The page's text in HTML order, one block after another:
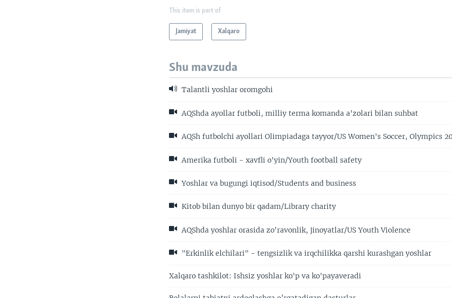
This item is part of
Jamiyat Xalqaro
Shu mavzuda
Talantli yoshlar oromgohi
AQShda ayollar futboli, milliy terma komanda a'zolari bilan suhbat
AQSh futbolchi ayollari Olimpiadaga tayyor/US Women's Soccer, Olympics
Amerika futboli - xavfli o'yin/Youth football safety
Yoshlar va bugungi iqtisod/Students and business
Kitob bilan dunyo bir qadam/Library charity
AQShda yoshlar orasida zo'ravonlik, jinoyatlar/US Youth Violence
"Erkinlik elchilari" - tengsizlik va irqchilikka qarshi kurashgan yoshlar
Xalqaro tashkilot: Ishsiz yoshlar ko'p va ko'payaveradi